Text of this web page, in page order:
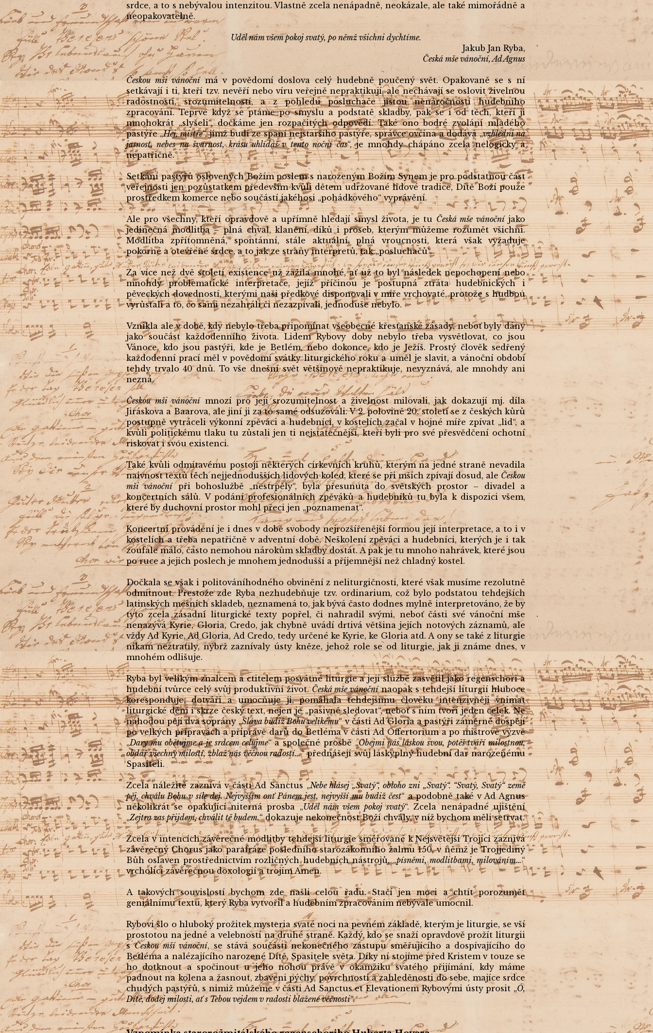
srdce, a to s nebývalou intenzitou. Vlastně zcela nenápadně, neokázale, ale také mimořádně a
neopakovatelně.
Uděl nám všem pokoj svatý, po němž všichni dychtíme.
Jakub Jan Ryba,
Česká mše vánoční, Ad Agnus
Českou mši vánočnímá v povědomí doslova celý hudebně poučený svět. Opakovaně se s ní
setkávají i ti, kteří tzv. nevěří nebo víru veřejně nepraktikují, ale nechávají se oslovit živelnou
radostností, srozumitelností, a z pohledu posluchače jistou nenáročností hudebního
zpracování. Teprve když se ptáme po smyslu a podstatě skladby, pak se i od těch, kteří ji
mnohokrát „slyšeli“, dočkáme jen rozpačitých odpovědí. Také ono bodré zvolání mladého
pastýře „Hej, mistře“, jímž budí ze spaní nejstaršího pastýře, správce ovčína a dodává „vzhlédni na
jasnost, nebes na švarnost, krásu uhlídáš v tento noční čas“, je mnohdy chápáno zcela nelogicky a
nepatřičně.
Setkání pastýřů oslovených Božím poslem s narozeným Božím Synem je pro podstatnou část
veřejnosti jen pozůstatkem především kvůli dětem udržované lidové tradice, Dítě Boží pouze
prostředkem komerce nebo součástí jakéhosi „pohádkového“ vyprávění.
Ale pro všechny, kteří opravdově a upřímně hledají smysl života, je tu Česká mše vánočníjako
jedinečná modlitba – plná chval, klanění, díků i proseb, kterým můžeme rozumět všichni.
Modlitba zpřítomněná, spontánní, stále aktuální, plná vroucnosti, která však vyžaduje
pokorné a otevřené srdce, a to jak ze strany interpretů, tak „posluchačů“.
Za více než dvě století existence už zažila mnohé, ať už to byl následek nepochopení nebo
mnohdy problematické interpretace, jejíž příčinou je postupná ztráta hudebnických i
pěveckých dovedností, kterými naši předkové disponovali v míře vrchovaté, protože s hudbou
vyrůstali a to, co sami nezahráli či nezazpívali, jednoduše nebylo.
Vznikla ale v době, kdy nebylo třeba připomínat všeobecné křesťanské zásady, neboť byly dány
jako součást každodenního života. Lidem Rybovy doby nebylo třeba vysvětlovat, co jsou
Vánoce, kdo jsou pastýři, kde je Betlém, nebo dokonce, kdo je Ježíš. Prostý člověk sedřený
každodenní prací měl v povědomí svátky liturgického roku a uměl je slavit, a vánoční období
tehdy trvalo 40 dnů. To vše dnešní svět většinově nepraktikuje, nevyznává, ale mnohdy ani
nezná.
Českou mši vánočnímnozí pro její srozumitelnost a živelnost milovali, jak dokazují mj. díla
Jiráskova a Baarova, ale jiní ji za to samé odsuzovali. V 2. polovině 20. století se z českých kůrů
postupně vytráceli výkonní zpěváci a hudebníci, v kostelích začal v hojné míře zpívat „lid“, a
kvůli politickému tlaku tu zůstali jen ti nejstatečnější, kteří byli pro své přesvědčení ochotní
riskovat i svou existenci.
Také kvůli odmítavému postoji některých církevních kruhů, kterým na jedné straně nevadila
naivnost textů těch nejjednodušších lidových koled, které se při mších zpívají dosud, ale Českou
mši vánočnípři bohoslužbě „nestrpěly“, byla přesunuta do světských prostor – divadel a
koncertních sálů. V podání profesionálních zpěváků a hudebníků tu byla k dispozici všem,
které by duchovní prostor mohl přeci jen „poznamenat“.
Koncertní provádění je i dnes v době svobody nejrozšířenější formou její interpretace, a to i v
kostelích a třeba nepatřičně v adventní době. Neškolení zpěváci a hudebníci, kterých je i tak
zoufale málo, často nemohou nárokům skladby dostát. A pak je tu mnoho nahrávek, které jsou
po ruce a jejich poslech je mnohem jednodušší a příjemnější než chladný kostel.
Dočkala se však i politováníhodného obvinění z neliturgičnosti, které však musíme rezolutně
odmítnout. Přestože zde Ryba nezhudebňuje tzv. ordinarium, což bylo podstatou tehdejších
latinských mešních skladeb, neznamená to, jak bývá často dodnes mylně interpretováno, že by
tyto zcela zásadní liturgické texty popřel, či nahradil svými, neboť části své vánoční mše
nenazývá Kyrie, Gloria, Credo, jak chybně uvádí drtivá většina jejích notových záznamů, ale
vždy Ad Kyrie, Ad Gloria, Ad Credo, tedy určené ke Kyrie, ke Gloria atd. A ony se také z liturgie
nikam neztratily, nýbrž zaznívaly ústy kněze, jehož role se od liturgie, jak ji známe dnes, v
mnohém odlišuje.
Ryba byl velikým znalcem a ctitelem posvátné liturgie a její službě zasvětil jako regenschori a
hudební tvůrce celý svůj produktivní život.Česká mše vánočnínaopak s tehdejší liturgií hluboce
koresponduje, dotváří a umocňuje ji, pomáhala tehdejšímu člověku intenzivněji vnímat
liturgické dění i skrze český text, nejen je „pasivně sledovat“, neboť s ním tvoří jeden celek. Ne
náhodou pějí dva soprány „Sláva budiž Bohu velikému“ v části Ad Gloria a pastýři záměrně dospějí
po velkých přípravách a přípravě darů do Betléma v části Ad Offertorium a po mistrově výzvě
„Dary mu obětujme a je srdcem celujme“ a společné prosbě „Obejmi nás láskou svou, potěš tváří milostnou,
obdař všechny milostí, zblaž nás věčnou radostí…“ přednášejí svůj láskyplný hudební dar narozenému
Spasiteli.
Zcela náležitě zaznívá v části Ad Sanctus „Nebe hlásej „Svatý“, obloho zni „Svatý“. “Svatý, Svatý“ země
pěj, chválu Bohu v síle dej. Nejvyšším onť Pánem jest, nejvyšší mu budiž čest“ a podobně také v Ad Agnus
několikrát se opakující niterná prosba „Uděl nám všem pokoj svatý“. Zcela nenápadné ujištění
„Zejtra zas přijdem, chválit tě budem.“ dokazuje nekonečnost Boží chvály, v níž bychom měli setrvat.
Zcela v intencích závěrečné modlitby tehdejší liturgie směřované k Nejsvětější Trojici zaznívá
závěrečný Chorus jako parafráze posledního starozákonního žalmu 150, v němž je Trojjediný
Bůh oslaven prostřednictvím rozličných hudebních nástrojů, „písněmi, modlitbami, milováním…“
vrcholící závěrečnou doxologií a trojím Amen.
A takových souvislostí bychom zde našli celou řadu. Stačí jen moci a chtít porozumět
geniálnímu textu, který Ryba vytvořil a hudebním zpracováním nebývale umocnil.
Rybovi šlo o hluboký prožitek mysteria svaté noci na pevném základě, kterým je liturgie, se vší
prostotou na jedné a velebností na druhé straně. Každý, kdo se snaží opravdově prožít liturgii
sČeskou mší vánoční, se stává součástí nekonečného zástupu směřujícího a dospívajícího do
Betléma a nalézajícího narozené Dítě, Spasitele světa. Díky ní stojíme před Kristem v touze se
ho dotknout a spočinout u jeho nohou právě v okamžiku svatého přijímání, kdy máme
padnout na kolena a žasnout, zbaveni pýchy, povrchnosti a zahleděnosti do sebe, majíce srdce
chudých pastýřů, s nimiž můžeme v části Ad Sanctus et Elevationem Rybovými ústy prosit „Ó,
Dítě, dodej milosti, ať s Tebou vejdem v radosti blažené věčnosti“.